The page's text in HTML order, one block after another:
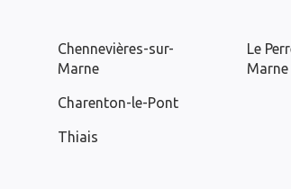
Chennevières-sur-
Marne
Charenton-le-Pont
Thiais
Le
Marne